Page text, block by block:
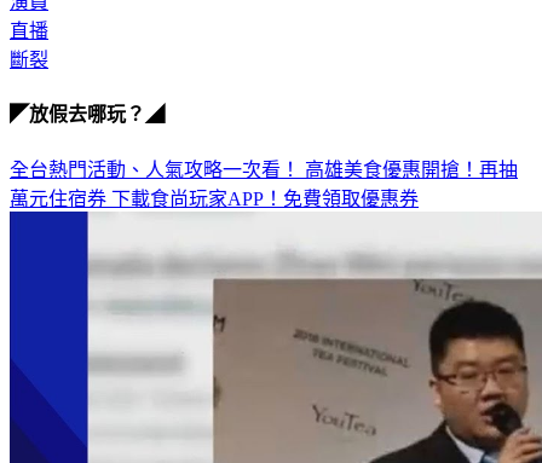
直播
斷裂
◤放假去哪玩？◢
全台熱門活動、人氣攻略一次看！ 高雄美食優惠開搶！再抽
萬元住宿券 下載食尚玩家APP！免費領取優惠券